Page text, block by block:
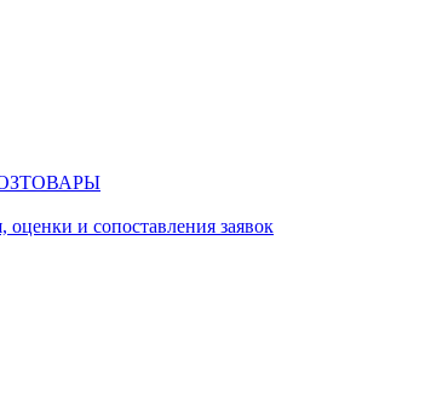
ХОЗТОВАРЫ
оценки и сопоставления заявок